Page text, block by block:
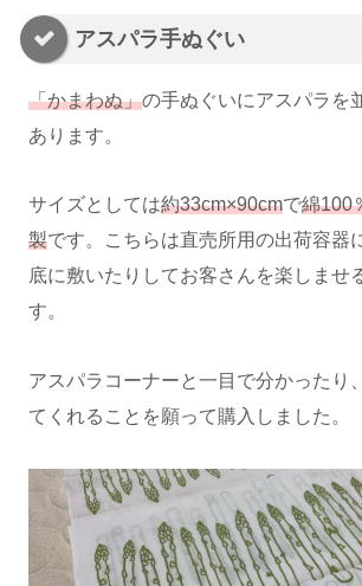
アスパラ手ぬぐい
「かまわぬ」の手ぬぐいにアスパラを
あります。
サイズとしては約33cm×90cmで綿100
製です。こちらは直売所用の出荷容器
底に敷いたりしてお客さんを楽しませ
す。
アスパラコーナーと一目で分かったり
てくれることを願って購入しました。